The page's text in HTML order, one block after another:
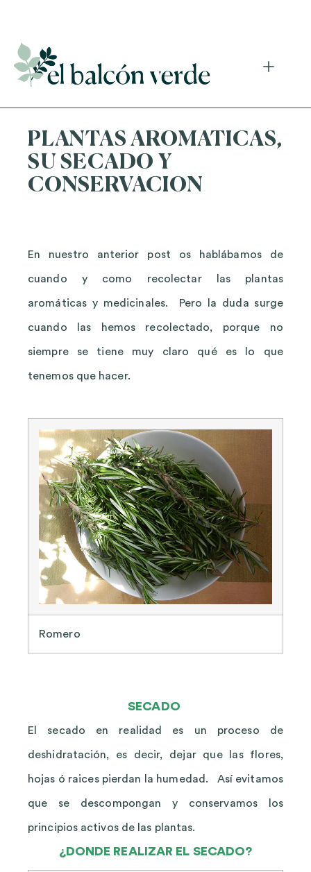
PLANTAS AROMATICAS,
SU SECADO Y
CONSERVACION
En nuestro anterior post os hablábamos de
cuando y como recolectar las plantas
aromáticas y medicinales. Pero la duda surge
cuando las hemos recolectado, porque no
siempre se tiene muy claro qué es lo que
tenemos que hacer.
Romero
SECADO
El secado en realidad es un proceso de
deshidratación, es decir, dejar que las flores,
hojas ó raices pierdan la humedad. Así evitamos
que se descompongan y conservamos los
principios activos de las plantas.
¿DONDE REALIZAR EL SECADO?